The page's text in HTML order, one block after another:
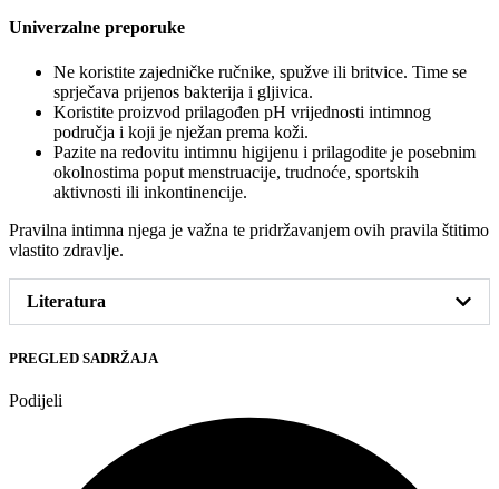
Univerzalne preporuke
Ne koristite zajedničke ručnike, spužve ili britvice. Time se
sprječava prijenos bakterija i gljivica.
Koristite proizvod prilagođen pH vrijednosti intimnog
područja i koji je nježan prema koži.
Pazite na redovitu intimnu higijenu i prilagodite je posebnim
okolnostima poput menstruacije, trudnoće, sportskih
aktivnosti ili inkontinencije.
Pravilna intimna njega je važna te pridržavanjem ovih pravila štitimo
vlastito zdravlje.
Literatura
PREGLED SADRŽAJA
Podijeli